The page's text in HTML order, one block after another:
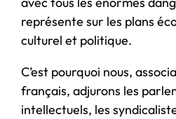
représente sur les plans
culturel et politique.
C’est pourquoi nous,
français, adjurons les
intellectuels, les